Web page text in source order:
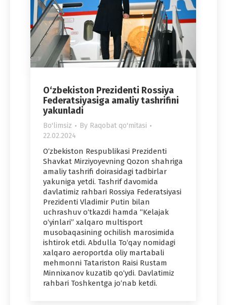
O‘zbekiston Prezidenti Rossiya
Federatsiyasiga amaliy tashrifini
yakunladi
Bo'limsiz By Raqobat qo'mitasi
22.02.2024
O‘zbekiston Respublikasi Prezidenti
Shavkat Mirziyoyevning Qozon shahriga
amaliy tashrifi doirasidagi tadbirlar
yakuniga yetdi. Tashrif davomida
davlatimiz rahbari Rossiya Federatsiyasi
Prezidenti Vladimir Putin bilan
uchrashuv o‘tkazdi hamda “Kelajak
o‘yinlari” xalqaro multisport
musobaqasining ochilish marosimida
ishtirok etdi. Abdulla To‘qay nomidagi
xalqaro aeroportda oliy martabali
mehmonni Tatariston Raisi Rustam
Minnixanov kuzatib qo‘ydi. Davlatimiz
rahbari Toshkentga jo‘nab ketdi.